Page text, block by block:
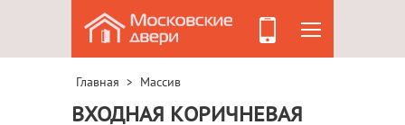
Главная > Массив
ВХОДНАЯ КОРИЧНЕВАЯ